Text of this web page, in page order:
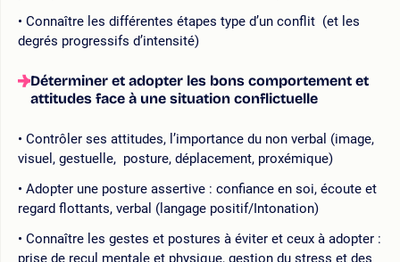
Connaître les différentes étapes type d’un conflit (et les
degrés progressifs d’intensité)
Déterminer et adopter les bons comportement et
attitudes face à une situation conflictuelle
Contrôler ses attitudes, l’importance du non verbal (image,
visuel, gestuelle, posture, déplacement, proxémique)
Adopter une posture assertive : confiance en soi, écoute et
regard flottants, verbal (langage positif/Intonation)
Connaître les gestes et postures à éviter et ceux à adopter :
prise de recul mentale et physique, gestion du stress et des